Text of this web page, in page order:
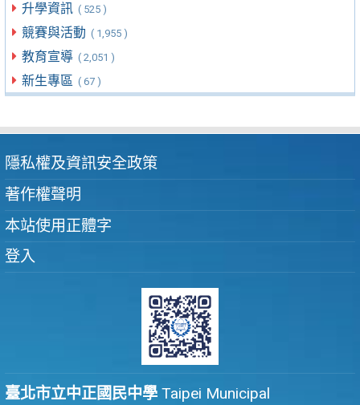
升學資訊 ( 525 )
競賽與活動 ( 1,955 )
教育宣導 ( 2,051 )
新生專區 ( 67 )
隱私權及資訊安全政策
著作權聲明
本站使用正體字
登入
臺北市立中正國民中學 Taipei Municipal